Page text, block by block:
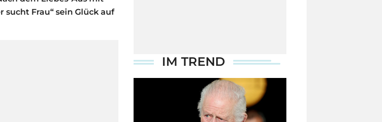
sucht Frau“ sein Glück auf
IM TREND